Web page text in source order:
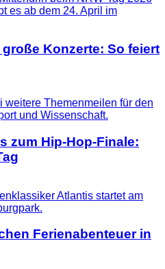
Konzerte: So feiert
zum Hip-Hop-Finale:
Ferienabenteuer in